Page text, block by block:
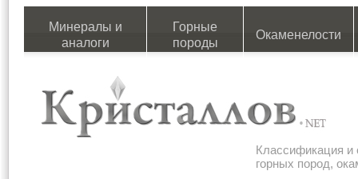
Минералы и
аналоги
Горные
породы
Окаменелости
Классификация и
горных пород,